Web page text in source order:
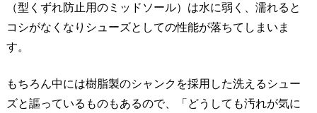
（型くずれ防止用のミッドソール）は水に弱く、濡れると
コシがなくなりシューズとしての性能が落ちてしまいま
す。
もちろん中には樹脂製のシャンクを採用した洗えるシュー
ズと謳っているものもあるので、「どうしても汚れが気に